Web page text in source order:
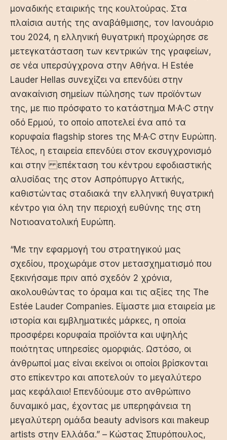
μοναδικής εταιρικής της κουλτούρας. Στα
πλαίσια αυτής της αναβάθμισης, τον Ιανουάριο
του 2024, η ελληνική θυγατρική προχώρησε σε
μετεγκατάσταση των κεντρικών της γραφείων,
σε νέα υπερσύγχρονα στην Αθήνα. Η Estée
Lauder Hellas συνεχίζει να επενδύει στην
ανακαίνιση σημείων πώλησης των προϊόντων
της, με πιο πρόσφατο το κατάστημα M·A·C στην
οδό Ερμού, το οποίο αποτελεί ένα από τα
κορυφαία flagship stores της M·A·C στην Ευρώπη.
Τέλος, η εταιρεία επενδύει στον εκσυγχρονισμό
και στην επέκταση του κέντρου εφοδιαστικής
αλυσίδας της στον Ασπρόπυργο Αττικής,
καθιστώντας σταδιακά την ελληνική θυγατρική
κέντρο για όλη την περιοχή ευθύνης της στη
Νοτιοανατολική Ευρώπη.
“Με την εφαρμογή του στρατηγικού μας
σχεδίου, προχωράμε στον μετασχηματισμό που
ξεκινήσαμε πριν από σχεδόν 2 χρόνια,
ακολουθώντας το όραμα και τις αξίες της The
Estée Lauder Companies. Είμαστε μια εταιρεία με
ιστορία και εμβληματικές μάρκες, η οποία
προσφέρει κορυφαία προϊόντα και υψηλής
ποιότητας υπηρεσίες ομορφιάς. Ωστόσο, οι
άνθρωποί μας είναι εκείνοι οι οποίοι βρίσκονται
στο επίκεντρο και αποτελούν το μεγαλύτερο
μας κεφάλαιο! Επενδύουμε στο ανθρώπινο
δυναμικό μας, έχοντας με υπερηφάνεια τη
μεγαλύτερη ομάδα beauty advisors και makeup
artists στην Ελλάδα.” – Κώστας Σπυρόπουλος,